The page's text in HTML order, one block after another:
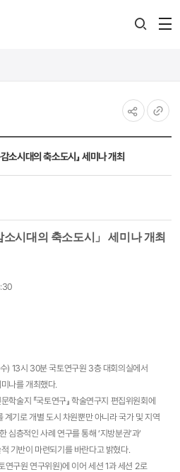
소시대의 축소도시」 세미나 개최
시대의 축소도시 」 세미나개최
) 13시 30분 국토연구원 3층 대회의실에서
나를 개최했다.
술지 『국토연구』 학술연구지 편집위원회에
계기로 개별 도시 차원뿐만 아니라 국가 및 지역
심층적인 사례 연구를 통해 ‘지방분권’과‘
기반이 마련되기를 바란다고 밝혔다.
연구원 연구위원)에 이어 세션 1과 세션 2로